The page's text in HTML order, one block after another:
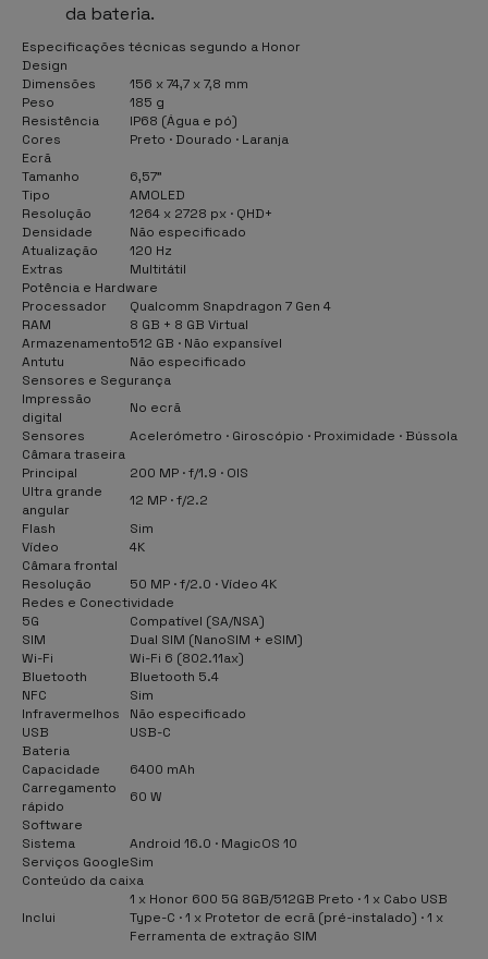
da bateria.
Especificações técnicas segundo a Honor
Design
Dimensões
156 x 74,7 x 7,8 mm
Peso
185 g
Resistência
IP68 (Água e pó)
Cores
Preto · Dourado · Laranja
Ecrã
Tamanho
6,57"
Tipo
AMOLED
Resolução
1264 x 2728 px · QHD+
Densidade
Não especificado
Atualização
120 Hz
Extras
Multitátil
Potência e Hardware
Processador
Qualcomm Snapdragon 7 Gen 4
RAM
8 GB + 8 GB Virtual
Armazenamento512 GB · Não expansível
Antutu
Não especificado
Sensores e Segurança
Impressão
digital
No ecrã
Sensores
Acelerómetro · Giroscópio · Proximidade · Bússola
Câmara traseira
Principal
200 MP · f/1.9 · OIS
Ultra grande
angular
12 MP · f/2.2
Flash
Sim
Vídeo
4K
Câmara frontal
Resolução
50 MP · f/2.0 · Vídeo 4K
Redes e Conectividade
5G
Compatível (SA/NSA)
SIM
Dual SIM (NanoSIM + eSIM)
Wi-Fi
Wi-Fi 6 (802.11ax)
Bluetooth
Bluetooth 5.4
NFC
Sim
Infravermelhos
Não especificado
USB
USB-C
Bateria
Capacidade
6400 mAh
Carregamento
rápido
60 W
Software
Sistema
Android 16.0 · MagicOS 10
Serviços GoogleSim
Conteúdo da caixa
Inclui
1 x Honor 600 5G 8GB/512GB Preto · 1 x Cabo USB
Type-C · 1 x Protetor de ecrã (pré-instalado) · 1 x
Ferramenta de extração SIM